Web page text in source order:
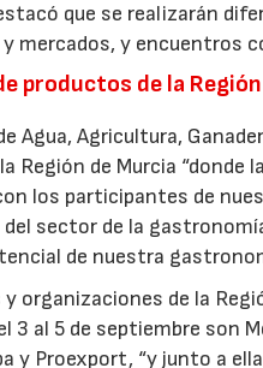
que se realizarán
mercados, y encuentros
productos de la
Agua, Agricultura,
Región de Murcia
los participantes de
sector de la
de nuestra
y organizaciones de la
3 al 5 de septiembre son
y Proexport, “y junto a